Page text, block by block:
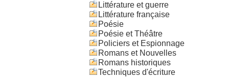
Littérature et guerre
Littérature française
Poésie
Poésie et Théâtre
Policiers et Espionnage
Romans et Nouvelles
Romans historiques
Techniques d'écriture